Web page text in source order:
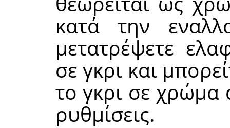
κατά την
μετατρέψετε
σε γκρι και
το γκρι σε χρώμα
ρυθμίσεις.